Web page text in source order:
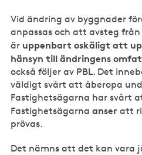
Vid ändring av byggnader
anpassas och att avsteg
är uppenbart oskäligt att
hänsyn till ändringens
också följer av PBL. Det
väldigt svårt att åberopa
Fastighetsägarna har svårt
Fastighetsägarnaanseratt
prövas.
Det nämns att det kan vara